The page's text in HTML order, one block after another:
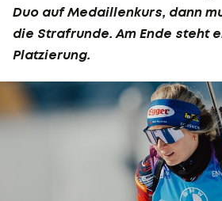
Duo auf Medaillenkurs, dann
die Strafrunde. Am Ende steht
Platzierung.